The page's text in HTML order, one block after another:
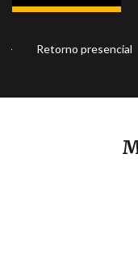
Retorno presencial